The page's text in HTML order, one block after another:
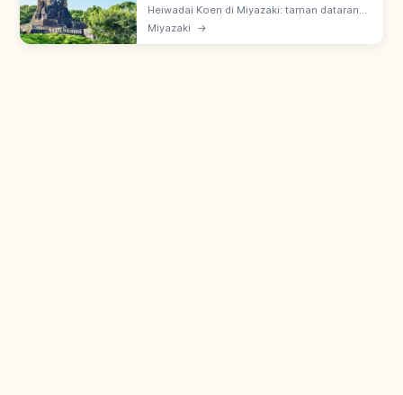
Area Utama
Heiwadai Koen di Miyazaki: taman dataran
tinggi dengan Heiwa no To (Menara
Perdamaian) ~37 m, dibangun 1940.
Miyazaki →